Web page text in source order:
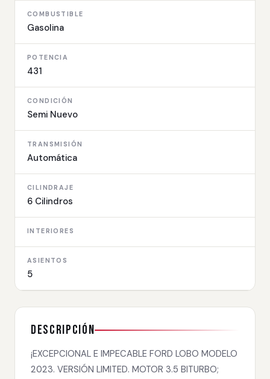
COMBUSTIBLE
Gasolina
POTENCIA
431
CONDICIÓN
Semi Nuevo
TRANSMISIÓN
Automática
CILINDRAJE
6 Cilindros
INTERIORES
ASIENTOS
5
Descripción
¡EXCEPCIONAL E IMPECABLE FORD LOBO MODELO
2023. VERSIÓN LIMITED. MOTOR 3.5 BITURBO;